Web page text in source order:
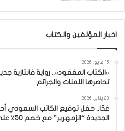
اخبار المؤلفين والكتاب
15 مايو، 2026
«الكتاب المفقود».. رواية فانتازية
تحاصرها اللعنات والجرائم
23 يناير، 2026
غدًا.. حفل توقيع الكاتب السعودي
الجديدة “الزمهرير” مع خصم 50٪ على جميع الإصدارات